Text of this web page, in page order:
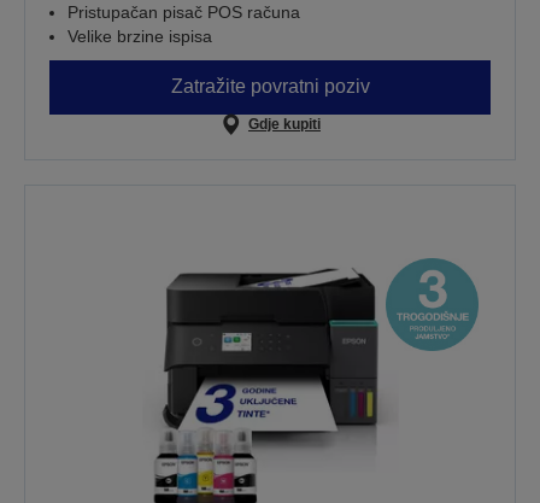
Pristupačan pisač POS računa
Velike brzine ispisa
Zatražite povratni poziv
Gdje kupiti